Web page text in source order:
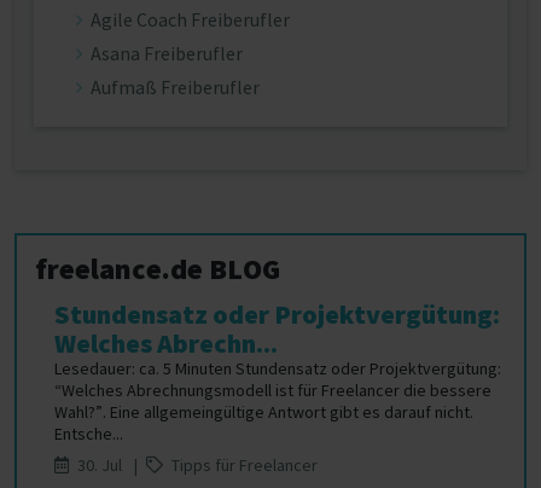
Agile Coach Freiberufler
Asana Freiberufler
Aufmaß Freiberufler
freelance.de BLOG
Stundensatz oder Projektvergütung:
Welches Abrechn...
Lesedauer: ca. 5 Minuten Stundensatz oder Projektvergütung:
“Welches Abrechnungsmodell ist für Freelancer die bessere
Wahl?”. Eine allgemeingültige Antwort gibt es darauf nicht.
Entsche...
30. Jul |
Tipps für Freelancer